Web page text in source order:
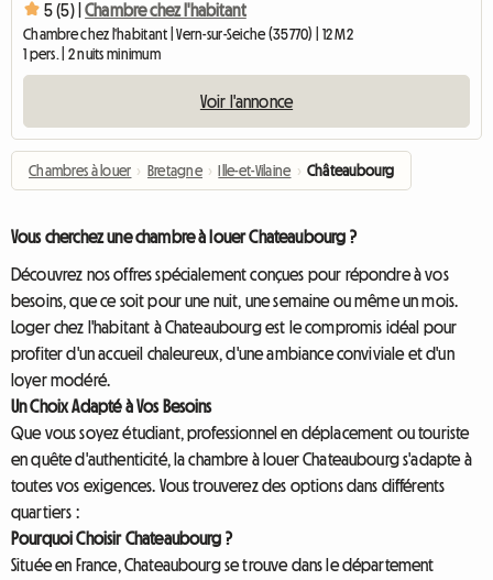
5 (5) | Chambre chez l'habitant
Chambre chez l'habitant | Vern-sur-Seiche (35770) | 12 M2
1 pers. | 2 nuits minimum
Voir l'annonce
Chambres à louer › Bretagne › Ille-et-Vilaine › Châteaubourg
Vous cherchez une chambre à louer Chateaubourg ?
Découvrez nos offres spécialement conçues pour répondre à vos
besoins, que ce soit pour une nuit, une semaine ou même un mois.
Loger chez l'habitant à Chateaubourg est le compromis idéal pour
profiter d'un accueil chaleureux, d'une ambiance conviviale et d'un
loyer modéré.
Un Choix Adapté à Vos Besoins
Que vous soyez étudiant, professionnel en déplacement ou touriste
en quête d'authenticité, la chambre à louer Chateaubourg s'adapte à
toutes vos exigences. Vous trouverez des options dans différents
quartiers :
Pourquoi Choisir Chateaubourg ?
Située en France, Chateaubourg se trouve dans le département